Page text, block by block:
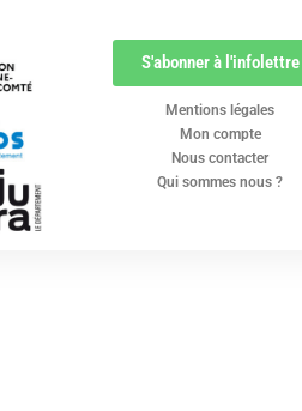
Mentions légales
Mon compte
Nous contacter
Qui sommes nous ?
S'abonner à l'infolettre